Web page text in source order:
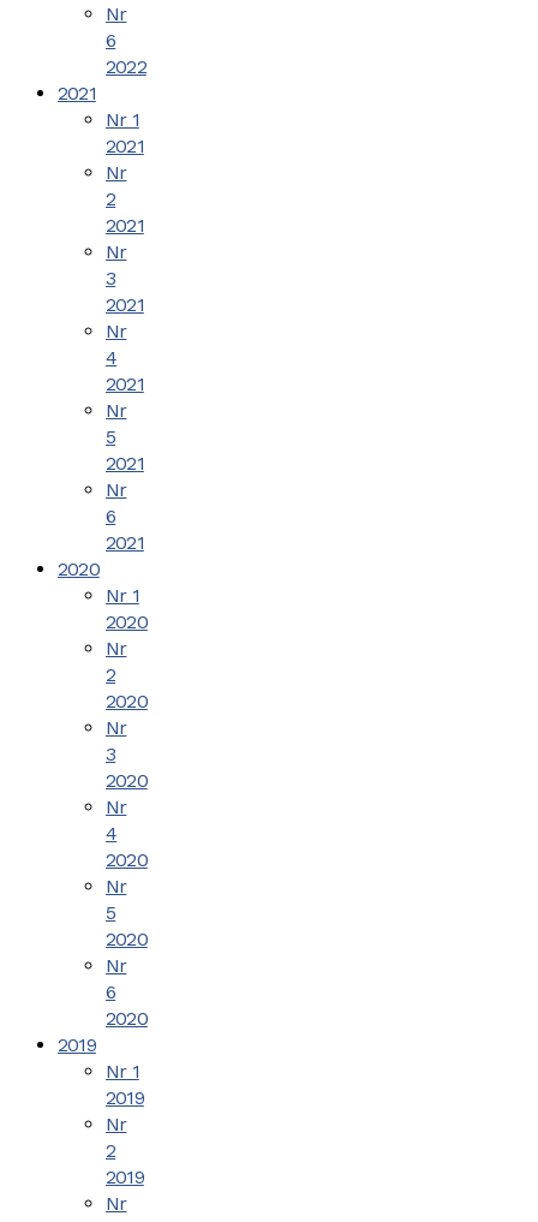
Nr
6
2022
2021
Nr 1
2021
Nr
2
2021
Nr
3
2021
Nr
4
2021
Nr
5
2021
Nr
6
2021
2020
Nr 1
2020
Nr
2
2020
Nr
3
2020
Nr
4
2020
Nr
5
2020
Nr
6
2020
2019
Nr 1
2019
Nr
2
2019
Nr